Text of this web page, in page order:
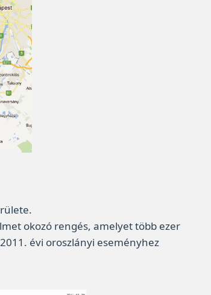
okozó rengés, amelyet több ezer
évi oroszlányi eseményhez